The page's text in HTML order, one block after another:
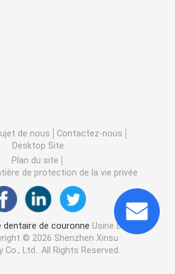
de nous
Contactez-nous
Desktop Site
Plan du site
de protection de la vie privée
dentaire de couronne Usine De
© 2026 Shenzhen Xinsu
Co., Ltd.. All Rights Reserved.